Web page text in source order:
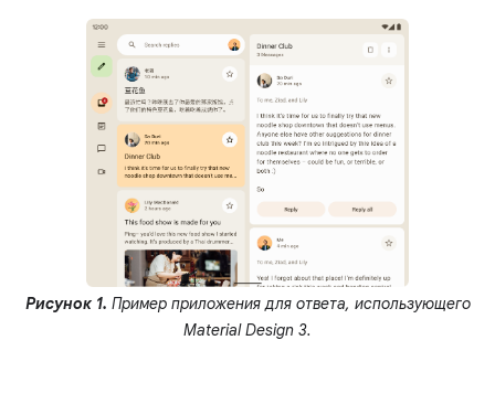
Рисунок 1. Пример приложения для ответа, использующего
Material Design 3.